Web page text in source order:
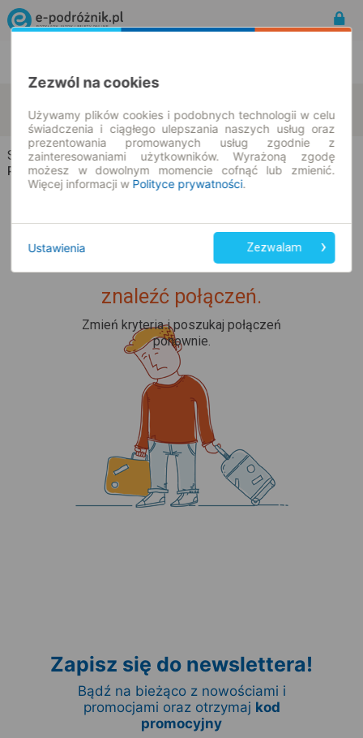
07.08.2026 | -- : --
zmień kryteria
Szczerbin → Dębowo
Rozkład jazdy i bilety
Upss... Nie udało nam się
znaleźć połączeń.
Zmień kryteria i poszukaj połączeń
ponownie.
Zapisz się do newslettera!
Bądź na bieżąco z nowościami i
promocjami oraz otrzymaj kod
promocyjny
Zezwól na cookies
Używamy plików cookies i podobnych technologii w celu
świadczenia i ciągłego ulepszania naszych usług oraz
prezentowania promowanych usług zgodnie z
zainteresowaniami użytkowników. Wyrażoną zgodę
możesz w dowolnym momencie cofnąć lub zmienić.
Więcej informacji w Polityce prywatności.
Ustawienia Zezwalam